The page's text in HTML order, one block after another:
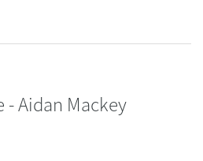
- Aidan Mackey